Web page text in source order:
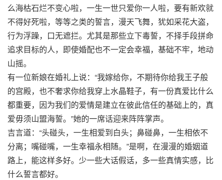
么海枯石烂不变心啦，一生一世只爱你一人啦，要有新欢就
不得好死啦，等等之类的誓言，漫天飞舞，犹如采花大盗，
行为浮躁，口无遮拦。尤其是那些立下毒誓，不择手段拼命
追求目标的人，即使婚配也不一定会幸福，基础不牢，地动
山摇。
有一位新娘在婚礼上说：“我嫁给你，不期待你给我王子般
的宫殿，也不奢求你给我穿上水晶鞋子，有一份真爱比什么
都重要，因为我们的爱情是建立在彼此信任的基础上的，真
爱毋须山盟海誓。”她的一席话迎来阵阵掌声。
吉言道：“头碰头，一生相爱到白头；鼻碰鼻，一生相依不
分离；嘴碰嘴，一生幸福永相随。”是啊，在漫漫的婚姻道
路上，能这样多好。少一些大话假话，多一些真情实感，比
什么誓言都好。